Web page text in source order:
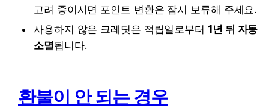
고려 중이시면 포인트 변환은 잠시 보류해 주세요.
사용하지 않은 크레딧은 적립일로부터 1년 뒤 자동
소멸됩니다.
환불이 안 되는 경우